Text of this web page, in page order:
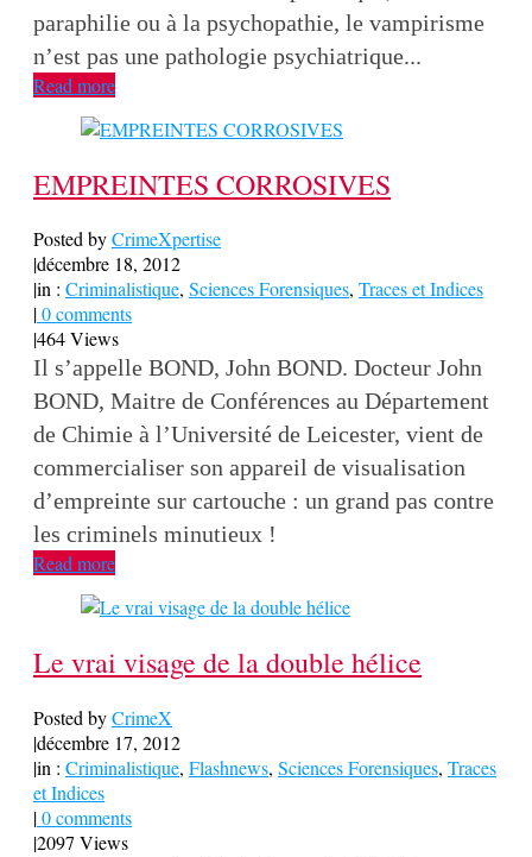
paraphilie ou à la psychopathie, le vampirisme
n’est pas une pathologie psychiatrique...
Read more
EMPREINTES CORROSIVES
Posted byCrimeXpertise
|décembre 18, 2012
|in : Criminalistique, Sciences Forensiques, Traces et Indices
|0 comments
|464 Views
Il s’appelle BOND, John BOND. Docteur John
BOND, Maitre de Conférences au Département
de Chimie à l’Université de Leicester, vient de
commercialiser son appareil de visualisation
d’empreinte sur cartouche : un grand pas contre
les criminels minutieux !
Read more
Le vrai visage de la double hélice
Posted byCrimeX
|décembre 17, 2012
|in : Criminalistique, Flashnews, Sciences Forensiques, Traces
et Indices
|0 comments
|2097 Views